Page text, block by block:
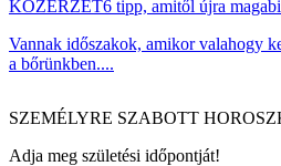
KÖZÉRZET6 tipp, amitől újra
Vannak időszakok, amikor valahogy
a bőrünkben....
SZEMÉLYRE SZABOTT
Adja meg születési időpontját!